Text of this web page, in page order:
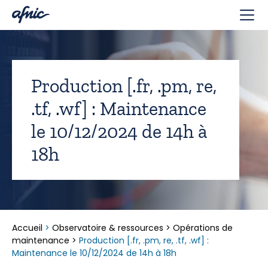
Production [.fr, .pm, re,
.tf, .wf] : Maintenance
le 10/12/2024 de 14h à
18h
Accueil > Observatoire & ressources > Opérations de
maintenance > Production [.fr, .pm, re, .tf, .wf] :
Maintenance le 10/12/2024 de 14h à 18h
Panneau de gestion des cookies